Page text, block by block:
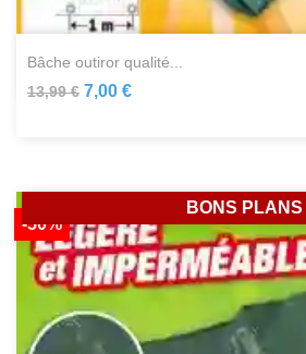
bâche outiror qualité...
13,99 € 7,00 €
-50%
BONS PLANS